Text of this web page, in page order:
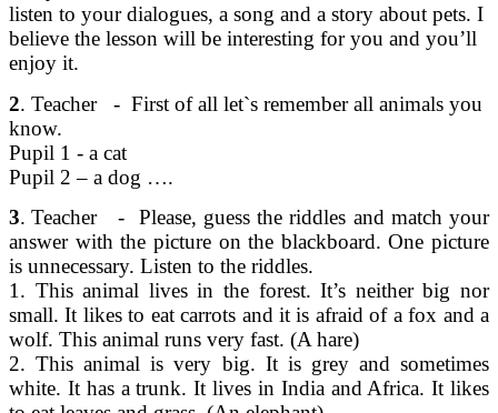
listen to your dialogues, а song and a story about pets. I
believe the lesson will be interesting for you and you’ll
enjoy it.
2. Teacher - First of all let`s remember all animals you
know.
Pupil 1 - a cat
Pupil 2 – a dog ….
3. Teacher - Please, guess the riddles and match your
answer with the picture on the blackboard. One picture
is unnecessary. Listen to the riddles.
1. This animal lives in the forest. It’s neither big nor
small. It likes to eat carrots and it is afraid of a fox and a
wolf. This animal runs very fast. (A hare)
2. This animal is very big. It is grey and sometimes
white. It has a trunk. It lives in India and Africa. It likes